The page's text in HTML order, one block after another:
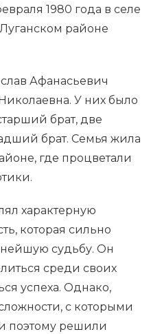
1980 года в селе
районе
Афанасьевич
У них было
брат, две
брат. Семья жила
где процветали
характерную
которая сильно
судьбу. Он
среди своих
успеха. Однако,
с которыми
поэтому решили